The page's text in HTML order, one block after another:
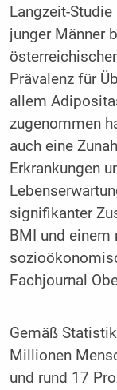
Langzeit-
junger Männer
Prävalenz für
allem
zugenommen
auch eine
Erkrankungen
signifikanter
BMI und
Fachjournal
Gemäß
Millionen
und rund 17